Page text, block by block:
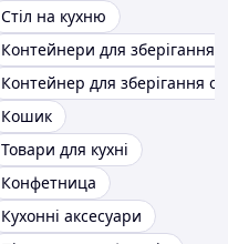
Стіл на кухню
Контейнери для зберігання
Контейнер для зберігання
Кошик
Товари для кухні
Конфетница
Кухонні аксесуари